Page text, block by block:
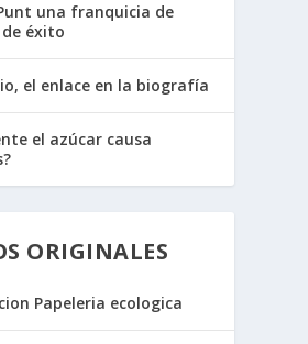
una franquicia de
éxito
el enlace en la biografía
el azúcar causa
ORIGINALES
Papeleria ecologica